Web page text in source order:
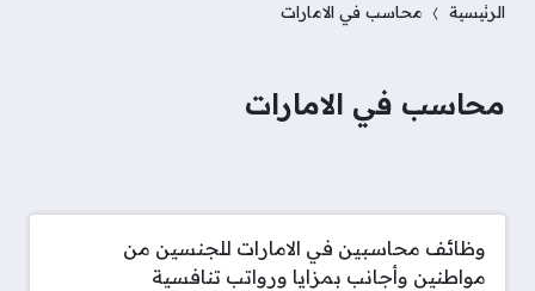
الرئيسية محاسب في الامارات
محاسب في الامارات
وظائف محاسبين في الامارات للجنسين من
مواطنين وأجانب بمزايا ورواتب تنافسية